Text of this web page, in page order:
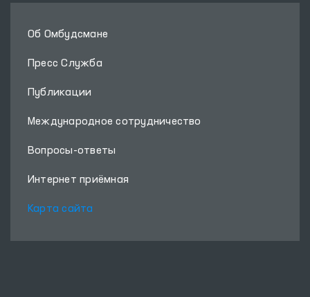
Об Омбудсмане
Пресс Служба
Публикации
Международное сотрудничество
Вопросы-ответы
Интернет приёмная
Карта сайта